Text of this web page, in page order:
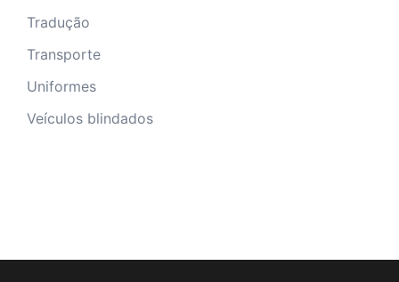
Tradução
Transporte
Uniformes
Veículos blindados